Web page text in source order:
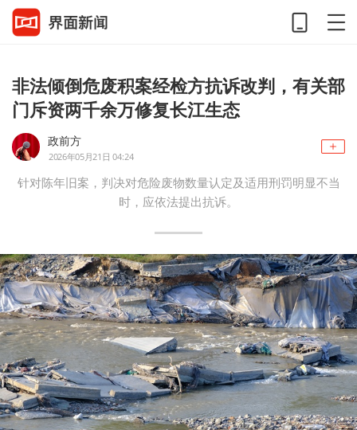
非法倾倒危废积案经检方抗诉改判，有关部
门斥资两千余万修复长江生态
政前方
2026年05月21日 04:24
针对陈年旧案，判决对危险废物数量认定及适用刑罚明显不当
时，应依法提出抗诉。